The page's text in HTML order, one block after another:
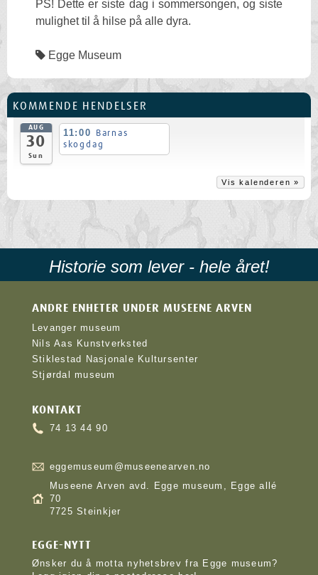
PS! Dette er siste dag i sommersongen, og siste
mulighet til å hilse på alle dyra.
Egge Museum
KOMMENDE HENDELSER
AUG
30
Sun
11:00
Barnas
skogdag
Vis kalenderen »
Historie som lever - hele året!
ANDRE ENHETER UNDER MUSEENE ARVEN
Levanger museum
Nils Aas Kunstverksted
Stiklestad Nasjonale Kultursenter
Stjørdal museum
KONTAKT
74 13 44 90
eggemuseum@museenearven.no
Museene Arven avd. Egge museum, Egge allé
70
7725 Steinkjer
EGGE-NYTT
Ønsker du å motta nyhetsbrev fra Egge museum?